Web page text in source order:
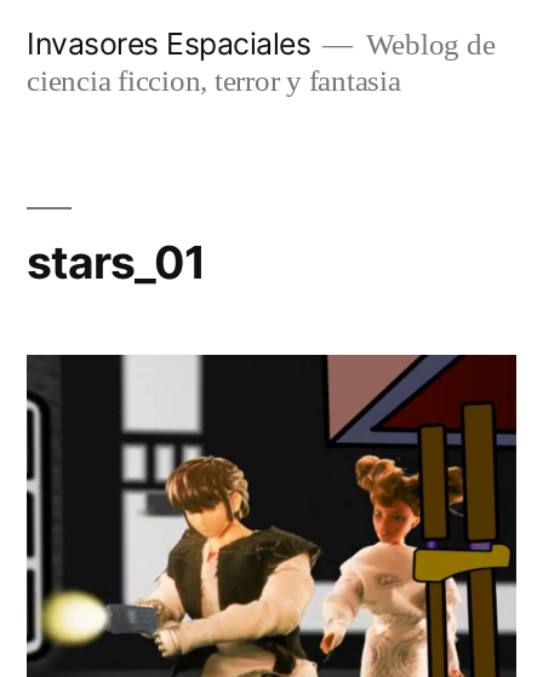
Invasores Espaciales
Weblog de
ciencia ficcion, terror y fantasia
stars_01